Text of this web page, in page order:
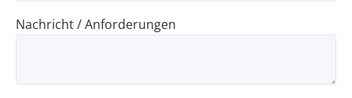
Nachricht / Anforderungen